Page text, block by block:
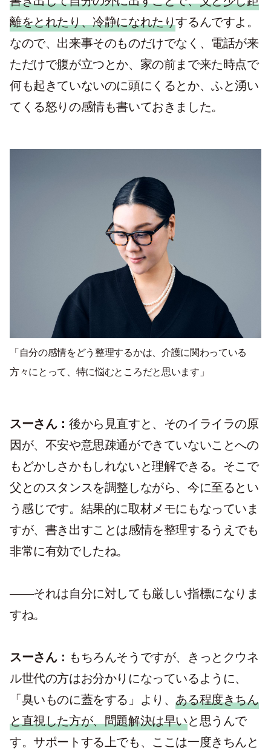
離をとれたり、冷静になれたりするんですよ。
なので、出来事そのものだけでなく、電話が来
ただけで腹が立つとか、家の前まで来た時点で
何も起きていないのに頭にくるとか、ふと湧い
てくる怒りの感情も書いておきました。
「自分の感情をどう整理するかは、介護に関わっている
方々にとって、特に悩むところだと思います」
スーさん： 後から見直すと、そのイライラの原
因が、不安や意思疎通ができていないことへの
もどかしさかもしれないと理解できる。そこで
父とのスタンスを調整しながら、今に至るとい
う感じです。結果的に取材メモにもなっていま
すが、書き出すことは感情を整理するうえでも
非常に有効でしたね。
——それは自分に対しても厳しい指標になりま
すね。
スーさん： もちろんそうですが、きっとクウネ
ル世代の方はお分かりになっているように、
「臭いものに蓋をする」より、ある程度きちん
と直視した方が、問題解決は早いと思うんで
す。サポートする上でも、ここは一度きちんと